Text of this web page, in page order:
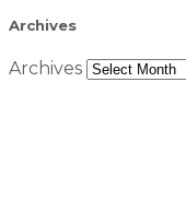
Archives
Archives